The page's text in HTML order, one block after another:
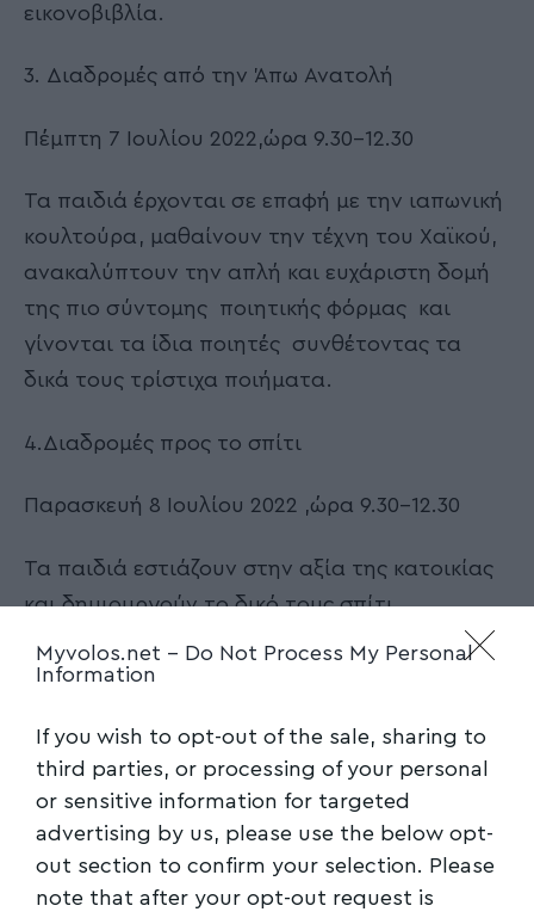
Myvolos.net - Do Not Process My Personal
Information
If you wish to opt-out of the sale, sharing to
third parties, or processing of your personal
or sensitive information for targeted
advertising by us, please use the below opt-
out section to confirm your selection. Please
note that after your opt-out request is
εικονοβιβλία.
3. Διαδρομές από την Άπω Ανατολή
Πέμπτη 7 Ιουλίου 2022,ώρα 9.30-12.30
Τα παιδιά έρχονται σε επαφή με την ιαπωνική
κουλτούρα, μαθαίνουν την τέχνη του Χαϊκού,
ανακαλύπτουν την απλή και ευχάριστη δομή
της πιο σύντομης ποιητικής φόρμας και
γίνονται τα ίδια ποιητές συνθέτοντας τα
δικά τους τρίστιχα ποιήματα.
4.Διαδρομές προς το σπίτι
Παρασκευή 8 Ιουλίου 2022 ,ώρα 9.30-12.30
Τα παιδιά εστιάζουν στην αξία της κατοικίας
και δημιουργούν το δικό τους σπίτι.
5.Χνουδωτές διαδρομές
Τετάρτη 13 Ιουλίου 2022,ώρα 9.30-12.30
Τα παιδιά καλλιεργούν την αγάπη και το
σεβασμό για τα ζώα.
6. Ποιητικές διαδρομές